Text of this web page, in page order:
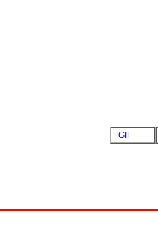
GIF